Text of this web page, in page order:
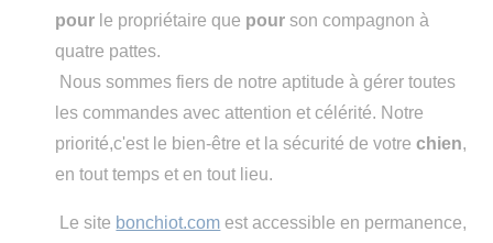
pour le propriétaire que pour son compagnon à
quatre pattes.
Nous sommes fiers de notre aptitude à gérer toutes
les commandes avec attention et célérité. Notre
priorité,c'est le bien-être et la sécurité de votrechien,
en tout temps et en tout lieu.
Le site bonchiot.com est accessible en permanence,